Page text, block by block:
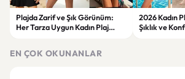
Plajda Zarif ve Şık Görünüm:
Her Tarza Uygun Kadın Plaj
2026 Kadın
Şıklık ve
EN ÇOK OKUNANLAR